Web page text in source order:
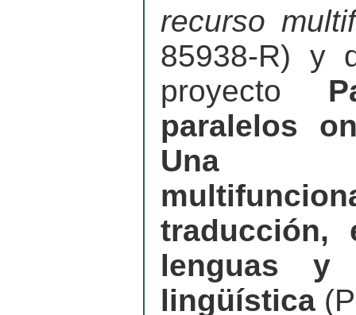
recurso
85938-R) y
proyecto
paralelos
Una
traducción,
lenguas y
lingüística